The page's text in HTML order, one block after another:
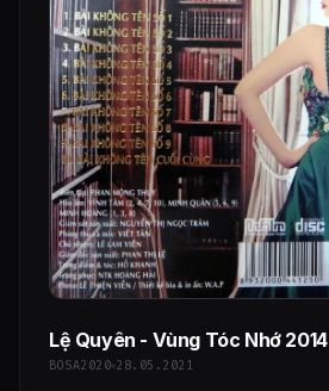
Lệ Quyên - Vùng Tóc Nhớ 2014
BOSA2020 28.05.2021